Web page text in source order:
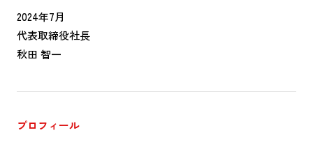
2024年7月
代表取締役社長
秋田 智一
プロフィール